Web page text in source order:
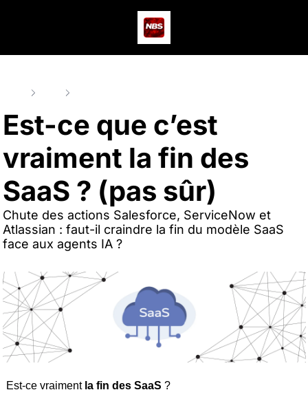
Est-ce que c’est
vraiment la fin des
SaaS ? (pas sûr)
Chute des actions Salesforce, ServiceNow et
Atlassian : faut-il craindre la fin du modèle SaaS
face aux agents IA ?
Est-ce vraiment la fin des SaaS ?